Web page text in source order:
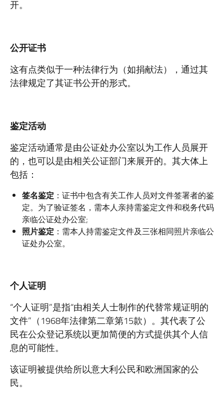
开。
公开证书
这有点类似于一种法律行为（如捐献法），通过其
法律规定了其证书公开的形式。
鉴定活动
鉴定活动通常是由公证处办公室以为工作人员展开
的，也可以是由相关公证部门来展开的。其大体上
包括：
签名鉴定 ：证书中包含有关工作人员对文件签署者的鉴
定。为了验证签名，需本人亲持需鉴定文件和税务代码
亲临公证处办公室;
照片鉴定 ：需本人持需鉴定文件及三张相同照片亲临公
证处办公室。
个人证明
“个人证明”是指“由相关人士制作的代替常规证明的
文件”（1968年法律第二章第15款）。其代表了公
民在公众登记系统以更加简便的方式提供其个人信
息的可能性。
该证明被提供给所以意大利公民和欧洲国家的公
民。